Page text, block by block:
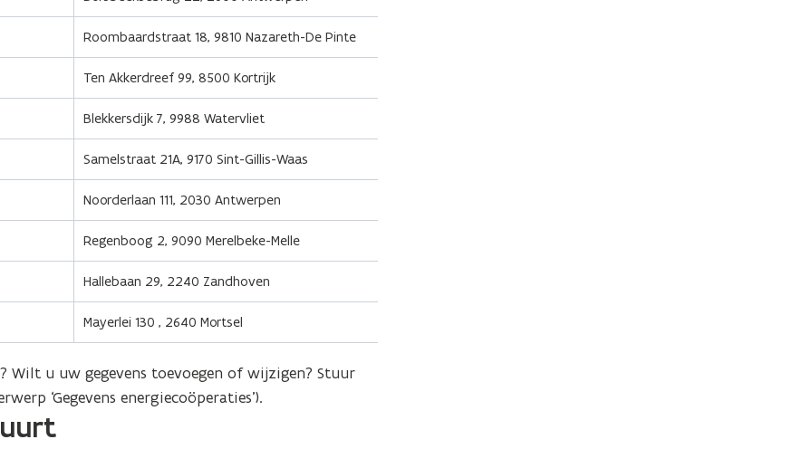
Roombaardstraat 18, 9810 Nazareth-De Pinte
Ten Akkerdreef 99, 8500 Kortrijk
Blekkersdijk 7, 9988 Watervliet
Samelstraat 21A, 9170 Sint-Gillis-Waas
Noorderlaan 111, 2030 Antwerpen
Regenboog 2, 9090 Merelbeke-Melle
Hallebaan 29, 2240 Zandhoven
Mayerlei 130 , 2640 Mortsel
Wilt u uw gegevens toevoegen of wijzigen? Stuur
‘Gegevens energiecoöperaties’).